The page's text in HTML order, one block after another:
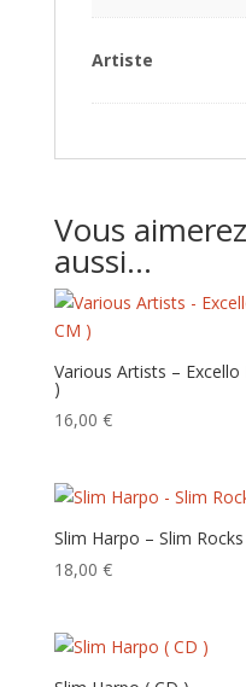
Artiste
Vous
aussi…
Various Artists – Excello
)
16,00 €
Slim Harpo – Slim
18,00 €